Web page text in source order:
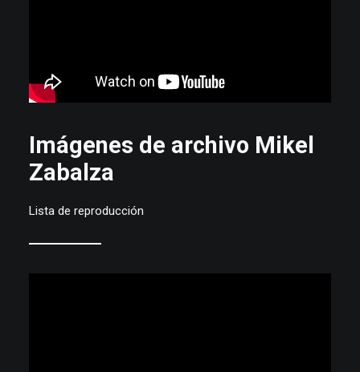
Imágenes de archivo Mikel
Zabalza
Lista de reproducción